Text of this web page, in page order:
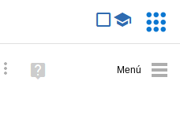
Búsqueda avanzada
Ayuda
(en